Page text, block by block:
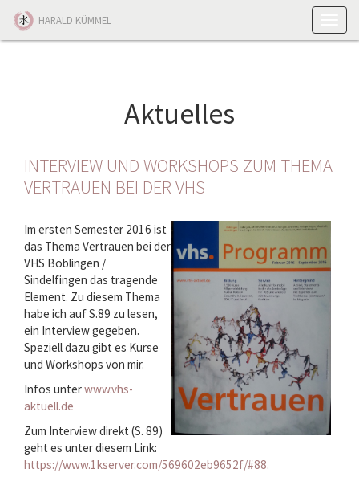
HARALD KÜMMEL
Aktuelles
INTERVIEW UND WORKSHOPS ZUM THEMA
VERTRAUEN BEI DER VHS
Im ersten Semester 2016 ist
das Thema Vertrauen bei der
VHS Böblingen /
Sindelfingen das tragende
Element. Zu diesem Thema
habe ich auf S.89 zu lesen,
ein Interview gegeben.
Speziell dazu gibt es Kurse
und Workshops von mir.
Infos unterwww.vhs-
aktuell.de
Zum Interview direkt (S. 89)
geht es unter diesem Link:
https://www.1kserver.com/569602eb9652f/#88.